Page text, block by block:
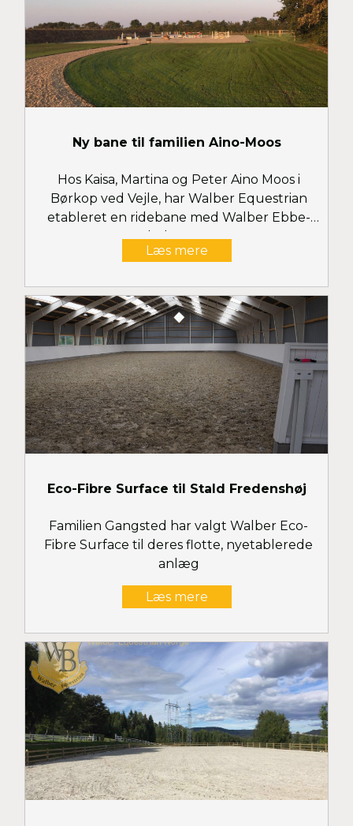
Ny bane til familien Aino-Moos
Hos Kaisa, Martina og Peter Aino Moos i
Børkop ved Vejle, har Walber Equestrian
etableret en ridebane med Walber Ebbe-
Flod System
Læs mere
Eco-Fibre Surface til Stald Fredenshøj
Familien Gangsted har valgt Walber Eco-
Fibre Surface til deres flotte, nyetablerede
anlæg
Læs mere